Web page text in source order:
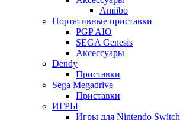
Amiibo
Портативные приставки
PGP AIO
SEGA Genesis
Аксессуары
Dendy
Приставки
Sega Megadrive
Приставки
ИГРЫ
Игры для Nintendo Switch